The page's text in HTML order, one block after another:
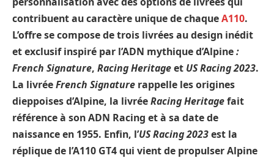
contribuent au caractère unique de chaqueA110.
L’offre se compose de trois livrées au design inédit
et exclusif inspiré par l’ADN mythique d’Alpine:
French Signature, Racing Heritageet US Racing 2023.
La livréeFrench Signature rappelle les origines
dieppoises d’Alpine, la livréeRacing Heritagefait
référence à son ADN Racing et à sa date de
naissance en 1955. Enfin, l’US Racing 2023est la
réplique de l’A110 GT4 qui vient de propulser Alpine